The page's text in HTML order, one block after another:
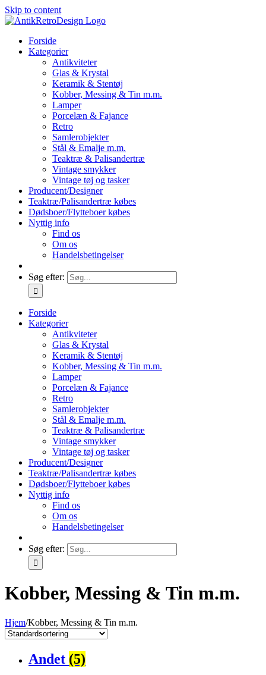
Skip to content
Forside
Kategorier
Antikviteter
Glas & Krystal
Keramik & Stentøj
Kobber, Messing & Tin m.m.
Lamper
Porcelæn & Fajance
Retro
Samlerobjekter
Stål & Emalje m.m.
Teaktræ & Palisandertræ
Vintage smykker
Vintage tøj og tasker
Producent/Designer
Teaktræ/Palisandertræ købes
Dødsboer/Flytteboer købes
Nyttig info
Find os
Om os
Handelsbetingelser
Søg efter:
Forside
Kategorier
Antikviteter
Glas & Krystal
Keramik & Stentøj
Kobber, Messing & Tin m.m.
Lamper
Porcelæn & Fajance
Retro
Samlerobjekter
Stål & Emalje m.m.
Teaktræ & Palisandertræ
Vintage smykker
Vintage tøj og tasker
Producent/Designer
Teaktræ/Palisandertræ købes
Dødsboer/Flytteboer købes
Nyttig info
Find os
Om os
Handelsbetingelser
Søg efter:
Kobber, Messing & Tin m.m.
Hjem/Kobber, Messing & Tin m.m.
Andet (5)